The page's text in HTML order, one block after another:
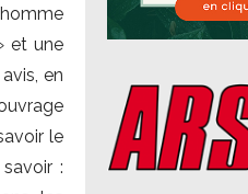
et une
en
le
: